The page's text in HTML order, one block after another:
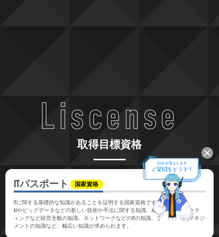
Liscense
取得目標資格
ITパスポート 国家資格
ITに関する基礎的な知識があることを証明する国家資格です。
AIやビッグデータなどの新しい技術や手法に関する知識、経営戦略やマーケテ
ィングなど経営全般の知識、ネットワークなどのITの知識、プロジェクトマネジ
メントの知識など、幅広い知識が求められます。